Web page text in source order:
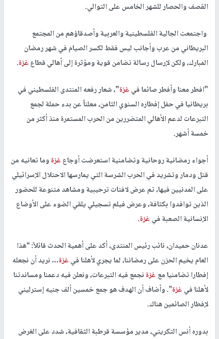
القصف والحصار للشهر الخامس على التوالي.
واجتمعت الجالية الفلسطينية والعربية وأصدقاؤهم من المجتمع
البريطاني من عرب وأجانب ليس فقط لكسر الصيام في شهر رمضان
المبارك، ولكن لإرسال رسالة تضامن قوية ومؤثرة إلى أهالي قطاعغزة.
"افطر معنا وأفطر صائما فيغزة"، شعار رفعه المنتدى الفلسطيني في
بريطانيا في حفل إفطاره السنوي الثامن، معلناً عن بدء حملة لجمع
التبرعات لدعم الأهالي المتضررين من الحرب المستمرة منذ أكثر من
خمسة أشهر.
أجواء رمضانية روحانية وتضامنية استعرضت أوجاعغزةوما تعانيه من
قتل ودمار وتشريد في الحرب الشرسة التي يمارسها الاحتلال الإسرائيلي
على المدنيين فيها، تم عرض لافتات ترحيبية ومشاهد متنوعة للحضور
الذين توافدوا بكثافة، وعرض فيلم تسجيلي يلقي الضوء على الأوضاع
الإنسانية الصعبة فيغزة.
عدنان حميدان، نائب رئيس المنتدى، أكد على أهمية الحدث قائلاً: “هذا
العام يخيم الحزن على رمضاننا، لما يجري لأهلنا فيغزة… نريد أن نجعله
إفطارا تضامنيا معغزةنجمع فيه التبرعات، ونعلن فيه دعمنا ومساندتنا
لأهلنا فيغزة”. وأضاف أن الهدف هو جمع خمسين ألف جنيه إسترليني
لإفطار الصائمين هناك.
بدوره أنس التكريتي، مدير مؤسسة قرطبة الثقافية، شدد على الغرض